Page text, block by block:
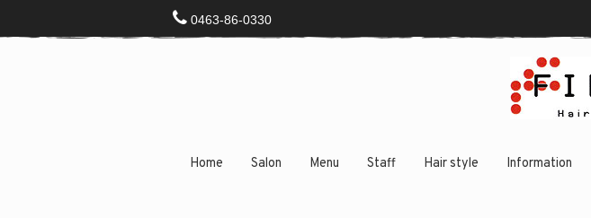
0463-86-0330
Home Salon Menu Staff Hair style Information